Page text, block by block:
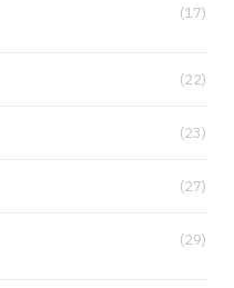
(17)
(22)
(23)
(27)
(29)